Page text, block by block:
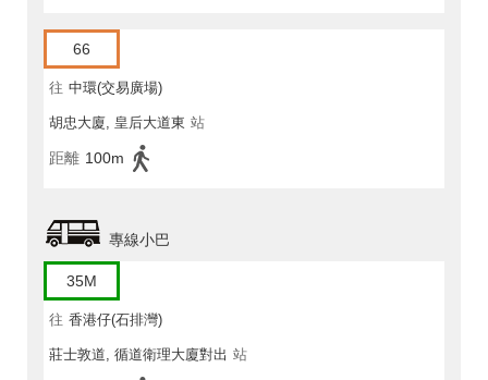
66
往 中環(交易廣場)
胡忠大廈, 皇后大道東 站
距離 100m
專線小巴
35M
往 香港仔(石排灣)
莊士敦道, 循道衛理大廈對出 站